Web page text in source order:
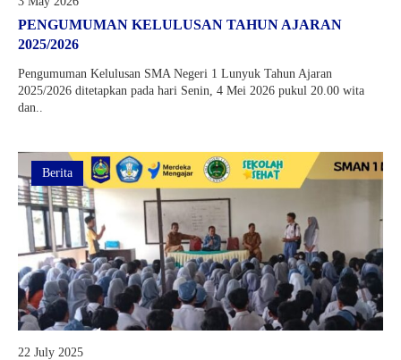
PENGUMUMAN KELULUSAN TAHUN AJARAN
2025/2026
Pengumuman Kelulusan SMA Negeri 1 Lunyuk Tahun Ajaran
2025/2026 ditetapkan pada hari Senin, 4 Mei 2026 pukul 20.00 wita
dan..
Berita
22 July 2025